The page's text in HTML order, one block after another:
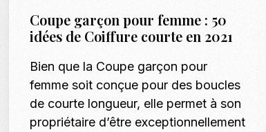
Coupe garçon pour femme : 50
idées de Coiffure courte en 2021
Bien que la Coupe garçon pour
femme soit conçue pour des boucles
de courte longueur, elle permet à son
propriétaire d’être exceptionnellement